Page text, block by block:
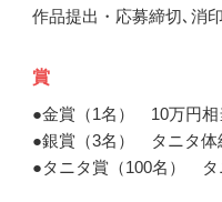
作品提出・応募締切､消
賞
●金賞（1名） 10万円相
●銀賞（3名） タニタ体
●タニタ賞（100名） タ